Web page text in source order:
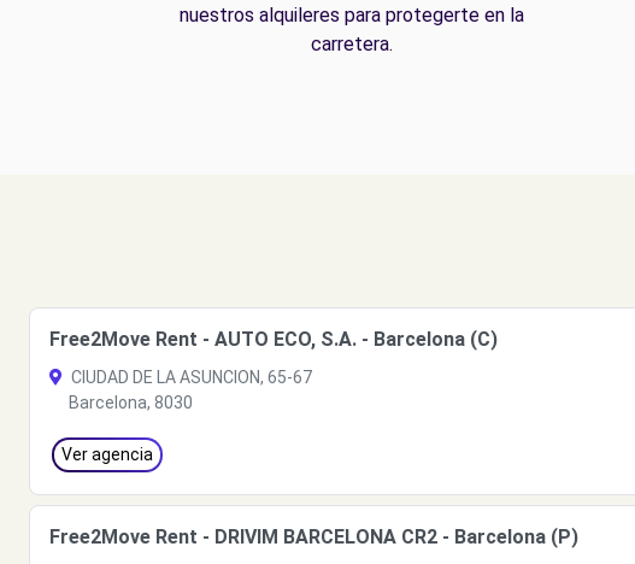
nuestros alquileres para protegerte en la
carretera.
Free2Move Rent - AUTO ECO, S.A. - Barcelona (C)
CIUDAD DE LA ASUNCION, 65-67
Barcelona, 8030
Ver agencia
Free2Move Rent - DRIVIM BARCELONA CR2 - Barcelona (P)